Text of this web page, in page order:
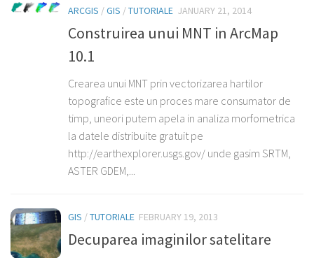
ARCGIS /GIS /TUTORIALE JANUARY 21, 2014
Construirea unui MNT in ArcMap
10.1
Crearea unui MNT prin vectorizarea hartilor
topografice este un proces mare consumator de
timp, uneori putem apela in analiza morfometrica
la datele distribuite gratuit pe
http://earthexplorer.usgs.gov/ unde gasim SRTM,
ASTER GDEM,...
GIS /TUTORIALE FEBRUARY 19, 2013
Decuparea imaginilor satelitare